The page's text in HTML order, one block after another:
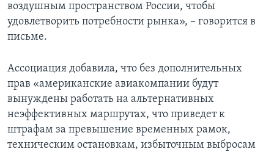
воздушным пространством России, чтобы
удовлетворить потребности рынка», – говорится в
письме.
Ассоциация добавила, что без дополнительных
прав «американские авиакомпании будут
вынуждены работать на альтернативных
неэффективных маршрутах, что приведет к
штрафам за превышение временных рамок,
техническим остановкам, избыточным выбросам